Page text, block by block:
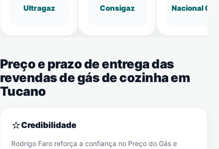
Ultragaz Consigaz Nacional Gás
Preço e prazo de entrega das
revendas de gás de cozinha em
Tucano
⭐Credibilidade
Rodrigo Faro reforça a confiança no Preço do Gás e